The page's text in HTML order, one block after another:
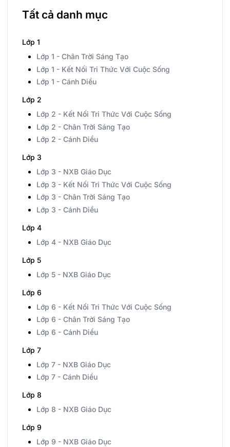
Tất cả danh mục
Lớp 1
Lớp 1 - Chân Trời Sáng Tạo
Lớp 1 - Kết Nối Tri Thức Với Cuộc Sống
Lớp 1 - Cánh Diều
Lớp 2
Lớp 2 - Kết Nối Tri Thức Với Cuộc Sống
Lớp 2 - Chân Trời Sáng Tạo
Lớp 2 - Cánh Diều
Lớp 3
Lớp 3 - NXB Giáo Dục
Lớp 3 - Kết Nối Tri Thức Với Cuộc Sống
Lớp 3 - Chân Trời Sáng Tạo
Lớp 3 - Cánh Diều
Lớp 4
Lớp 4 - NXB Giáo Dục
Lớp 5
Lớp 5 - NXB Giáo Dục
Lớp 6
Lớp 6 - Kết Nối Tri Thức Với Cuộc Sống
Lớp 6 - Chân Trời Sáng Tạo
Lớp 6 - Cánh Diều
Lớp 7
Lớp 7 - NXB Giáo Dục
Lớp 7 - Cánh Diều
Lớp 8
Lớp 8 - NXB Giáo Dục
Lớp 9
Lớp 9 - NXB Giáo Dục